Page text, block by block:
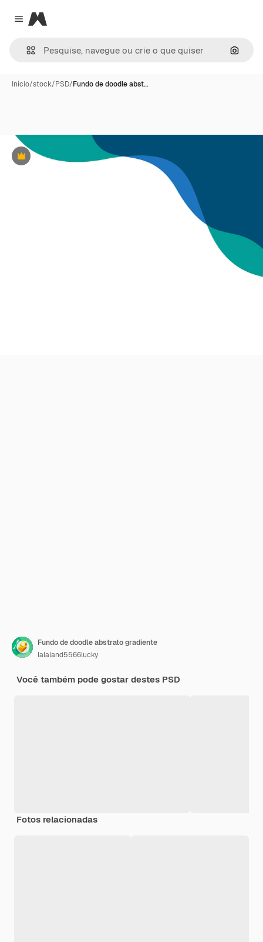
Close menu
Magnific
Início/stock/PSD/Fundo de doodle abst…
Premium
Fundo de doodle abstrato gradiente
lalaland5566lucky
Você também pode gostar destes PSD
Fotos relacionadas